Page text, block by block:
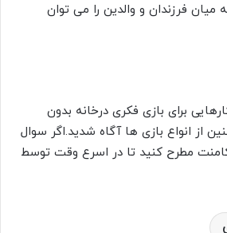
میان فرزندان و والدین را می توان
برای بازی فکری درخانه بدون
از انواع بازی ها آگاه شدید.اگر سوال
کامنت مطرح کنید تا در اسرع وقت توسط